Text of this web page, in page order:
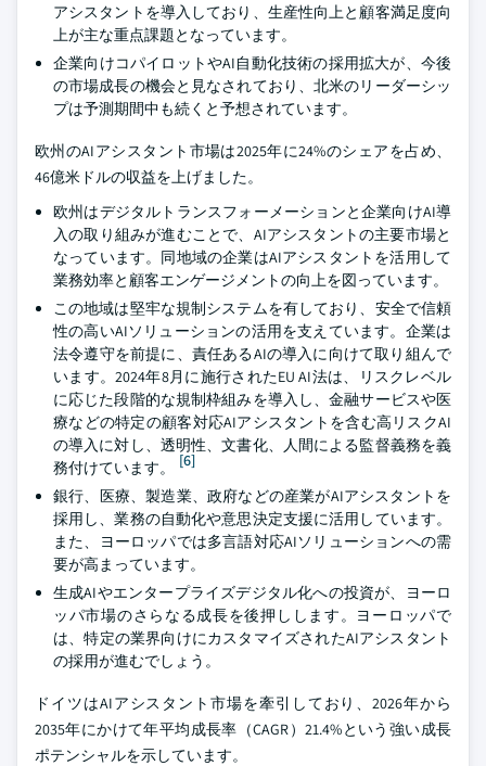
アシスタントを導入しており、生産性向上と顧客満足度向
上が主な重点課題となっています。
企業向けコパイロットやAI自動化技術の採用拡大が、今後
の市場成長の機会と見なされており、北米のリーダーシッ
プは予測期間中も続くと予想されています。
欧州のAIアシスタント市場は2025年に24%のシェアを占め、
46億米ドルの収益を上げました。
欧州はデジタルトランスフォーメーションと企業向けAI導
入の取り組みが進むことで、AIアシスタントの主要市場と
なっています。同地域の企業はAIアシスタントを活用して
業務効率と顧客エンゲージメントの向上を図っています。
この地域は堅牢な規制システムを有しており、安全で信頼
性の高いAIソリューションの活用を支えています。企業は
法令遵守を前提に、責任あるAIの導入に向けて取り組んで
います。2024年8月に施行されたEU AI法は、リスクレベル
に応じた段階的な規制枠組みを導入し、金融サービスや医
療などの特定の顧客対応AIアシスタントを含む高リスクAI
の導入に対し、透明性、文書化、人間による監督義務を義
務付けています。
[6]
銀行、医療、製造業、政府などの産業がAIアシスタントを
採用し、業務の自動化や意思決定支援に活用しています。
また、ヨーロッパでは多言語対応AIソリューションへの需
要が高まっています。
生成AIやエンタープライズデジタル化への投資が、ヨーロ
ッパ市場のさらなる成長を後押しします。ヨーロッパで
は、特定の業界向けにカスタマイズされたAIアシスタント
の採用が進むでしょう。
ドイツはAIアシスタント市場を牽引しており、2026年から
2035年にかけて年平均成長率（CAGR）21.4%という強い成長
ポテンシャルを示しています。